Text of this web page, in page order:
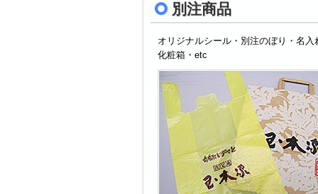
別注商品
オリジナルシール・別注のぼり・名
化粧箱・etc